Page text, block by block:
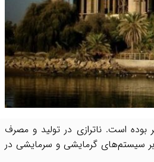
است. ناترازی در تولید و مصرف
سیستم‌های گرمایشی و سرمایشی در